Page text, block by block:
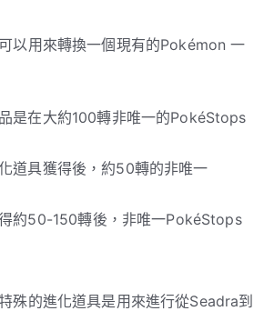
以用來轉換一個現有的Pokémon 一
品是在大約100轉非唯一的PokéStops
道具獲得後，約50轉的非唯一
得約50-150轉後，非唯一PokéStops
殊的進化道具是用來進行從Seadra到